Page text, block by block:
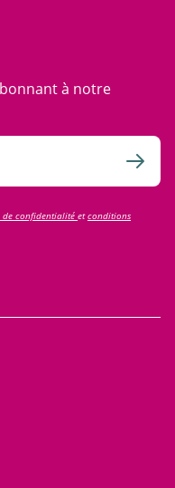
à notre
de confidentialité etconditions